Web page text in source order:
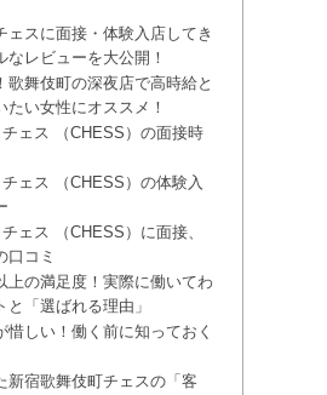
ェスに面接・体験入店してき
なレビューを大公開！
歌舞伎町の深夜店で高時給と
たい女性にオススメ！
ェス （CHESS）の面接時
ェス （CHESS）の体験入
ェス （CHESS）に面接、
口コミ
上の満足度！実際に働いてわ
「選ばれる理由」
惜しい！働く前に知っておく
新宿歌舞伎町チェスの「客